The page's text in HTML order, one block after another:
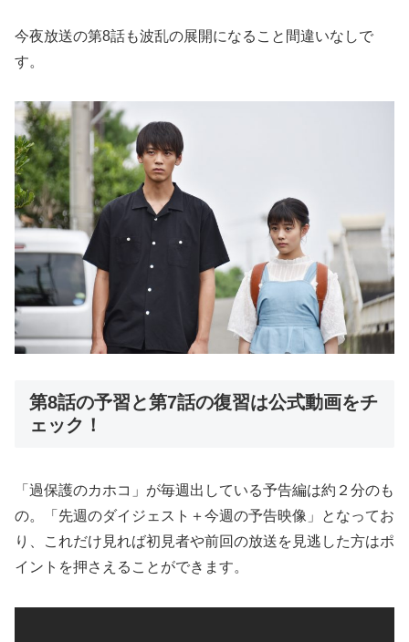
今夜放送の第8話も波乱の展開になること間違いなしで
す。
第8話の予習と第7話の復習は公式動画をチ
ェック！
「過保護のカホコ」が毎週出している予告編は約２分のも
の。「先週のダイジェスト＋今週の予告映像」となってお
り、これだけ見れば初見者や前回の放送を見逃した方はポ
イントを押さえることができます。